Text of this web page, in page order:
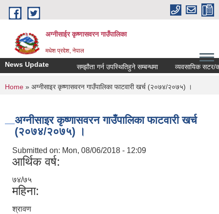
Skip to main content
अग्नीसाईर कृष्णासवरन गाउँपालिका
मधेश प्रदेश, नेपाल
News Update सम्झौता गर्न उपस्थितिहुने सम्बन्धमा व्यवसायिक सटर/
You are here
Home » अग्नीसाइर कृष्णासवरन गाउँपालिका फाटवारी खर्च (२०७४/२०७५) ।
अग्नीसाइर कृष्णासवरन गाउँपालिका फाटवारी खर्च
(२०७४/२०७५) ।
Submitted on: Mon, 08/06/2018 - 12:09
आर्थिक वर्ष:
७४/७५
महिना:
श्रावण